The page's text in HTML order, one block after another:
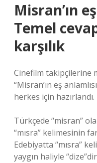
Misran’ın
Temel
karşılık
Cinefilm takipçilerine
“Misran’ın eş
herkes için hazırlandı.
Türkçede “misran”
“mısra” kelimesinin
Edebiyatta “mısra”
yaygın haliyle